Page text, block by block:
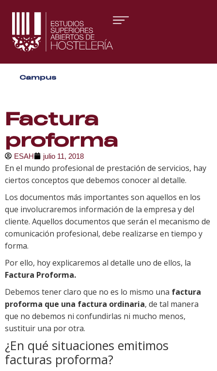
Campus
Factura
proforma
ESAH julio 11, 2018
En el mundo profesional de prestación de servicios, hay
ciertos conceptos que debemos conocer al detalle.
Los documentos más importantes son aquellos en los
que involucraremos información de la empresa y del
cliente. Aquellos documentos que serán el mecanismo de
comunicación profesional, debe realizarse en tiempo y
forma.
Por ello, hoy explicaremos al detalle uno de ellos, la
Factura Proforma.
Debemos tener claro que no es lo mismo una factura
proforma que una factura ordinaria, de tal manera
que no debemos ni confundirlas ni mucho menos,
sustituir una por otra.
¿En qué situaciones emitimos
facturas proforma?